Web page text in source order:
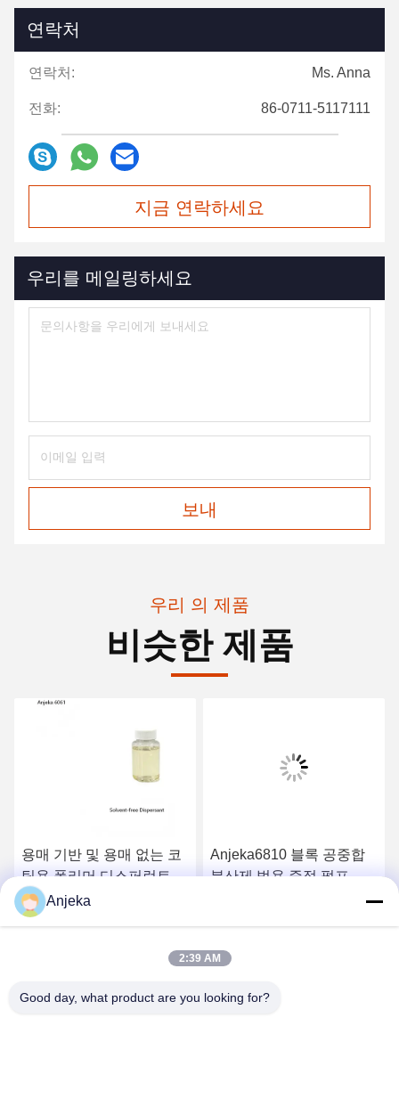
연락처
연락처: Ms. Anna
전화: 86-0711-5117111
지금 연락하세요
우리를 메일링하세요
보내
우리 의 제품
비슷한 제품
용매 기반 및 용매 없는 코
팅용 폴리머 디스퍼런트
가장 좋은 가격 을 구하라
Anjeka6810 블록 공중합
분산제 범용 증점 펄프 분
Anjeka
2:39 AM
Good day, what product are you looking for?